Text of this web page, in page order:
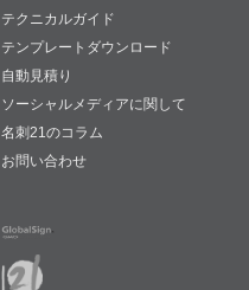
テクニカルガイド
テンプレートダウンロード
自動見積り
ソーシャルメディアに関して
名刺21のコラム
お問い合わせ